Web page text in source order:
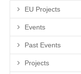
EU Projects
Events
Past Events
Projects